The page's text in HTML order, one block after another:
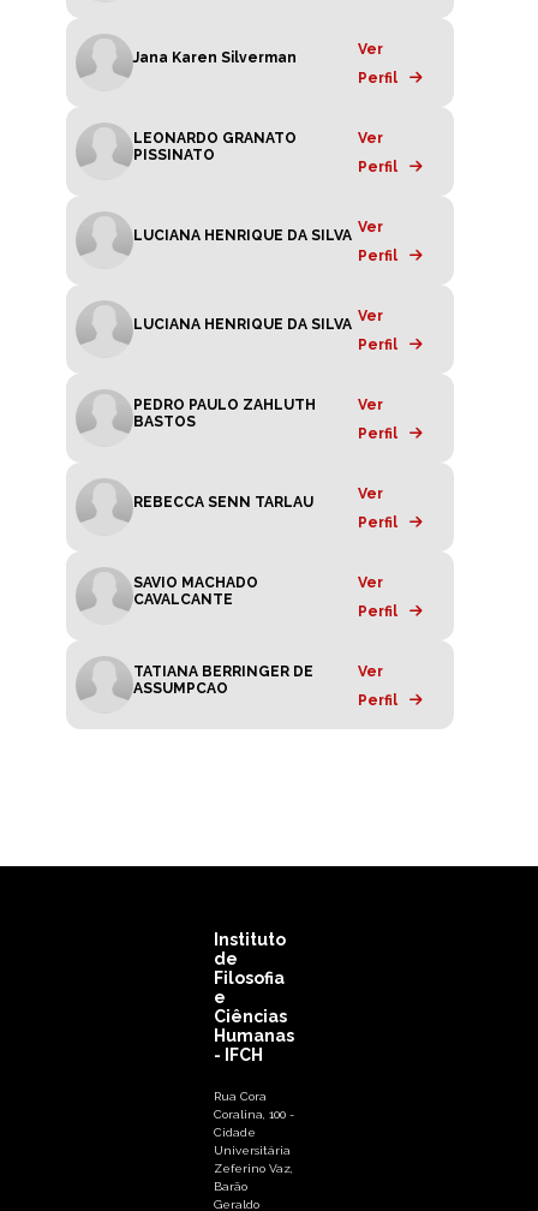
Jana Karen Silverman
Ver
Perfil
LEONARDO GRANATO
PISSINATO
Ver
Perfil
LUCIANA HENRIQUE DA SILVA Ver
Perfil
LUCIANA HENRIQUE DA SILVA Ver
Perfil
PEDRO PAULO ZAHLUTH
BASTOS
Ver
Perfil
REBECCA SENN TARLAU
Ver
Perfil
SAVIO MACHADO
CAVALCANTE
Ver
Perfil
TATIANA BERRINGER DE
ASSUMPCAO
Ver
Perfil
Instituto
de
Filosofia
e
Ciências
Humanas
- IFCH
Rua Cora
Coralina, 100 -
Cidade
Universitária
Zeferino Vaz,
Barão
Geraldo